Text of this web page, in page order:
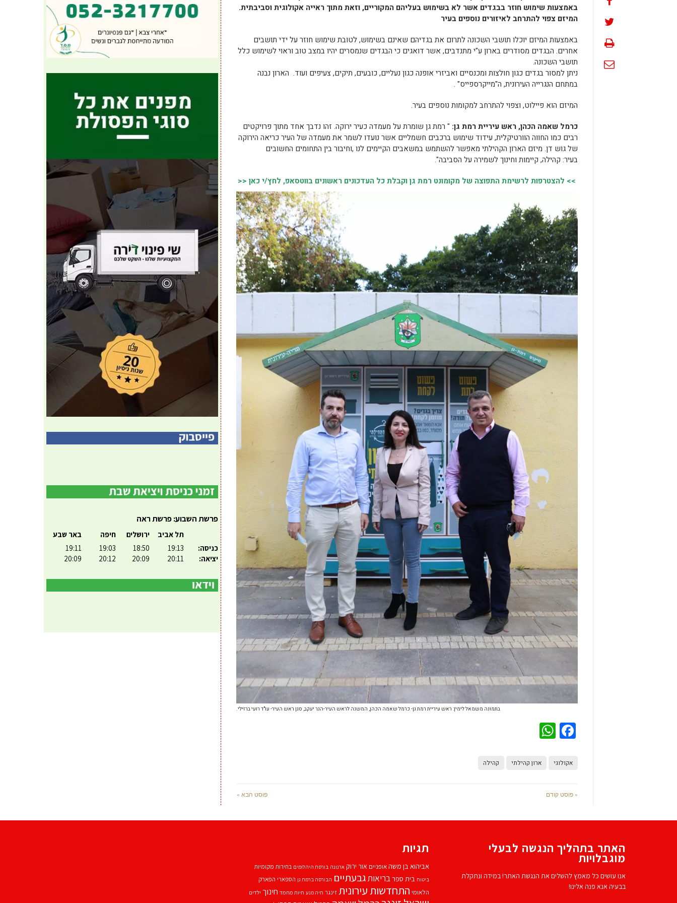
באמצעות שימוש חוזר בבגדים אשר לא בשימוש בעליהם המקוריים, וזאת מתוך ראייה אקולוגית וסביבתית.
המיזם צפוי להתרחב לאיזורים נוספים בעיר
באמצעות המיזם יוכלו תושבי השכונה לתרום את בגדיהם שאינם בשימוש, לטובת שימוש חוזר על ידי תושבים
אחרים. הבגדים מסודרים בארון ע"י מתנדבים, אשר דואגים כי הבגדים שנמסרים יהיו במצב טוב וראוי לשימוש כלל
תושבי השכונה.
ניתן למסור בגדים כגון חולצות ומכנסיים ואביזרי אופנה כגון נעליים, כובעים, תיקים, צעיפים ועוד. הארון נבנה
במתחם הנגרייה העירונית, ה"מייקרספייס" .
המיזם הוא פיילוט, וצפוי להתרחב למקומות נוספים בעיר.
כרמל שאמה הכהן, ראש עיריית רמת גן: " רמת גן שומרת על מעמדה כעיר ירוקה. זהו נדבך אחד מתוך פרויקטים
רבים כמו החווה הוורטיקלית, עידוד שימוש ברכבים חשמליים אשר נועדו לשמר את מעמדה של העיר כריאה הירוקה
של גוש דן. מיזם הארון הקהילתי מאפשר להשתמש במשאבים הקיימים לנו ,וחיבור בין התחומים החשובים
בעיר: קהילה, קיימות וחינוך לשמירה על הסביבה".
>> להצטרפות לרשימת התפוצה של מקומונט רמת גן וקבלת כל העדכונים ראשונים בווטסאפ, לחץ/י כאן <<
בתמונה משמאל לימין: ראש עיריית רמת גן- כרמל שאמה הכהן, המשנה לראש העיר-הגר יעקב, סגן ראש העיר- עו"ד רועי ברזילי.
Facebook
אקולוגי ארון קהילתי קהילה
« פוסט קודם פוסט הבא »
פרשת השבוע: פרשת ראה
כניסה:
יציאה:
תל אביב
19:13
20:11
ירושלים
18:50
20:09
חיפה
19:03
20:12
באר שבע
19:11
20:09
האתר בתהליך הנגשה לבעלי
מוגבלויות
אנו עושים כל מאמץ להשלים את הנגשת האתר! במידה ונתקלת
בבעיה אנא פנה אלינו!
תגיות
אביהוא בן משהאופניים אור ירוק ארנונה בורסת היהלומים בחירות מקומיות
ביטוח בית ספרבריאותגבעתיים הבורסה ברמת גן הספארי הפארק
הלאומי התחדשות עירוניתזינגר חיה מנע חיות מחמד חינוך ילדים